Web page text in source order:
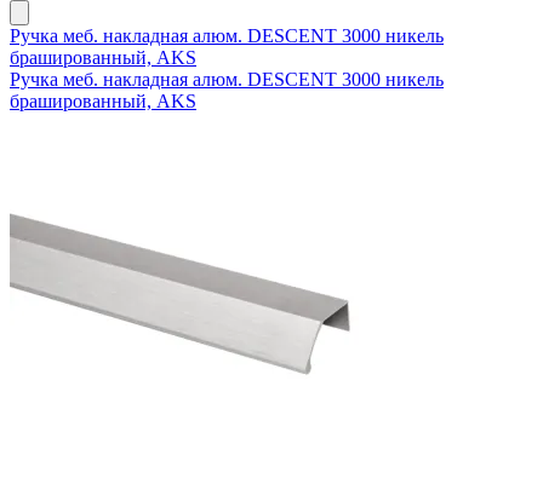
Ручка меб. накладная алюм. DESCENT 3000 никель
брашированный, AKS
Ручка меб. накладная алюм. DESCENT 3000 никель
брашированный, AKS